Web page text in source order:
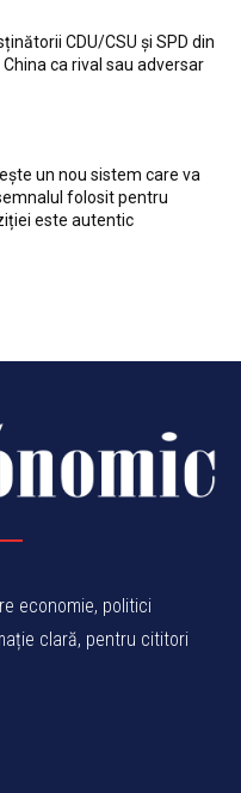
CDU/CSU și SPD din
ca rival sau adversar
un nou sistem care va
folosit pentru
este autentic
economie, politici
clară, pentru cititori